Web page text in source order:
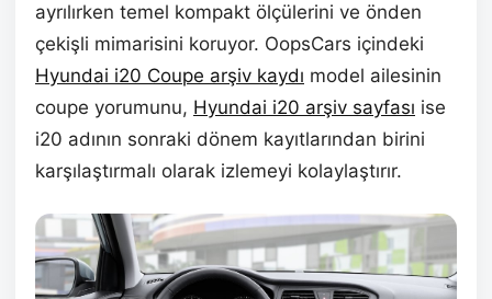
ayrılırken temel kompakt ölçülerini ve önden
çekişli mimarisini koruyor. OopsCars içindeki
Hyundai i20 Coupe arşiv kaydı model ailesinin
coupe yorumunu, Hyundai i20 arşiv sayfası ise
i20 adının sonraki dönem kayıtlarından birini
karşılaştırmalı olarak izlemeyi kolaylaştırır.